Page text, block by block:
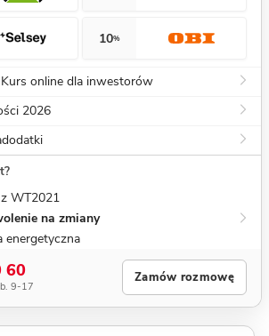
10%
online dla inwestorów
2026
WT2021
na zmiany
energetyczna
60
9-17
Zamów rozmowę